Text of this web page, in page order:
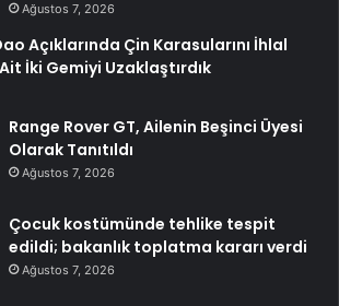
Ağustos 7, 2026
Açıklarında Çin Karasularını İhlal
İki Gemiyi Uzaklaştırdık
Range Rover GT, Ailenin Beşinci Üyesi
Olarak Tanıtıldı
Ağustos 7, 2026
Çocuk kostümünde tehlike tespit
edildi; bakanlık toplatma kararı verdi
Ağustos 7, 2026